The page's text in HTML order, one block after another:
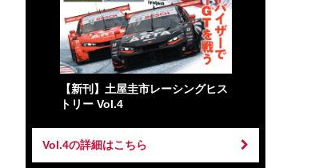
【新刊】土屋圭市レーシングヒス
トリー Vol.4
Vol.4の詳細はこちら